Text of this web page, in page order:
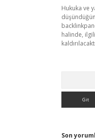
Hukuka ve
halinde,
Son